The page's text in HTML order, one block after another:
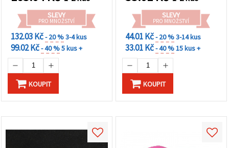
SLEVY
PRO MNOŽSTVÍ
132.03 Kč- 20 %3-4 kus
99.02 Kč- 40 %5 kus +
KOUPIT
SLEVY
PRO MNOŽSTVÍ
44.01 Kč- 20 %3-14 kus
33.01 Kč- 40 %15 kus +
KOUPIT